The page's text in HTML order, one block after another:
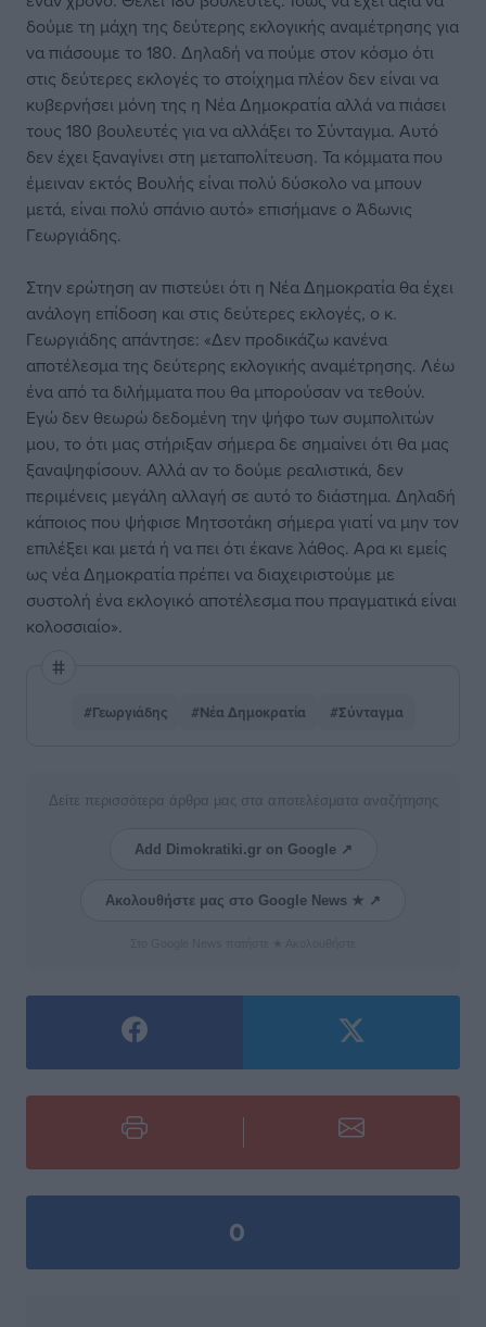
δούμε τη μάχη της δεύτερης εκλογικής αναμέτρησης για
να πιάσουμε το 180. Δηλαδή να πούμε στον κόσμο ότι
στις δεύτερες εκλογές το στοίχημα πλέον δεν είναι να
κυβερνήσει μόνη της η Νέα Δημοκρατία αλλά να πιάσει
τους 180 βουλευτές για να αλλάξει το Σύνταγμα. Αυτό
δεν έχει ξαναγίνει στη μεταπολίτευση. Τα κόμματα που
έμειναν εκτός Βουλής είναι πολύ δύσκολο να μπουν
μετά, είναι πολύ σπάνιο αυτό» επισήμανε ο Άδωνις
Γεωργιάδης.
Στην ερώτηση αν πιστεύει ότι η Νέα Δημοκρατία θα έχει
ανάλογη επίδοση και στις δεύτερες εκλογές, ο κ.
Γεωργιάδης απάντησε: «Δεν προδικάζω κανένα
αποτέλεσμα της δεύτερης εκλογικής αναμέτρησης. Λέω
ένα από τα διλήμματα που θα μπορούσαν να τεθούν.
Εγώ δεν θεωρώ δεδομένη την ψήφο των συμπολιτών
μου, το ότι μας στήριξαν σήμερα δε σημαίνει ότι θα μας
ξαναψηφίσουν. Αλλά αν το δούμε ρεαλιστικά, δεν
περιμένεις μεγάλη αλλαγή σε αυτό το διάστημα. Δηλαδή
κάποιος που ψήφισε Μητσοτάκη σήμερα γιατί να μην τον
επιλέξει και μετά ή να πει ότι έκανε λάθος. Αρα κι εμείς
ως νέα Δημοκρατία πρέπει να διαχειριστούμε με
συστολή ένα εκλογικό αποτέλεσμα που πραγματικά είναι
κολοσσιαίο».
#Γεωργιάδης #Νέα Δημοκρατία #Σύνταγμα
Δείτε περισσότερα άρθρα μας στα αποτελέσματα αναζήτησης
Add Dimokratiki.gr on Google ↗
Ακολουθήστε μας στο Google News ★ ↗
0